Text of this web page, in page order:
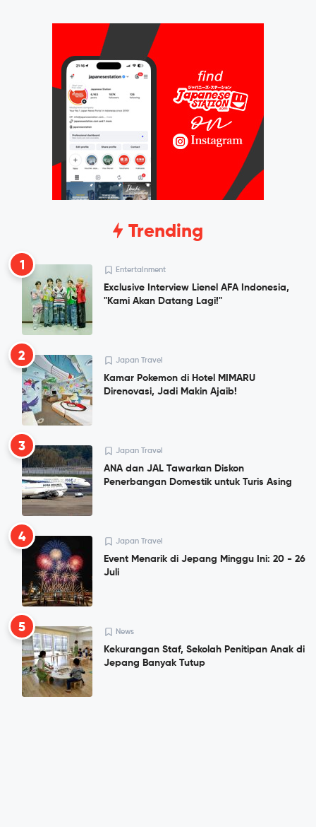
Trending
1 Entertainment
Exclusive Interview Lienel AFA Indonesia,
"Kami Akan Datang Lagi!"
2 Japan Travel
Kamar Pokemon di Hotel MIMARU
Direnovasi, Jadi Makin Ajaib!
3 Japan Travel
ANA dan JAL Tawarkan Diskon
Penerbangan Domestik untuk Turis Asing
4 Japan Travel
Event Menarik di Jepang Minggu Ini: 20 - 26
Juli
5 News
Kekurangan Staf, Sekolah Penitipan Anak di
Jepang Banyak Tutup